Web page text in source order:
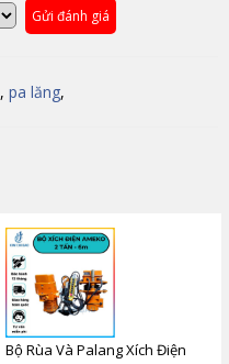
Gửi đánh giá
, pa lăng,
Bộ Rùa Và Palang Xích Điện